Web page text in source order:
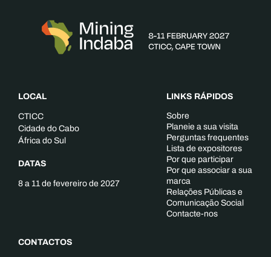
LOCAL
CTICC
Cidade do Cabo
África do Sul
DATAS
8 a 11 de fevereiro de 2027
CONTACTOS
LINKS RÁPIDOS
Sobre
Planeie a sua visita
Perguntas frequentes
Lista de expositores
Por que participar
Por que associar a sua
marca
Relações Públicas e
Comunicação Social
Contacte-nos